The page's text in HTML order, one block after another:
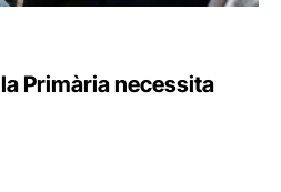
Primària necessita